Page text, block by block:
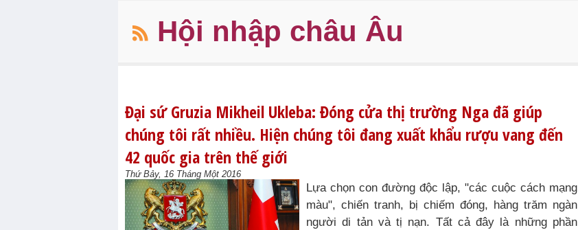
Hội nhập châu Âu
Đại sứ Gruzia Mikheil Ukleba: Đóng cửa thị trường Nga đã giúp
chúng tôi rất nhiều. Hiện chúng tôi đang xuất khẩu rượu vang đến
42 quốc gia trên thế giới
Thứ Bảy, 16 Tháng Một 2016
Lựa chọn con đường độc lập, "các cuộc cách mạng
màu", chiến tranh, bị chiếm đóng, hàng trăm ngàn
người di tản và tị nạn. Tất cả đây là những phần